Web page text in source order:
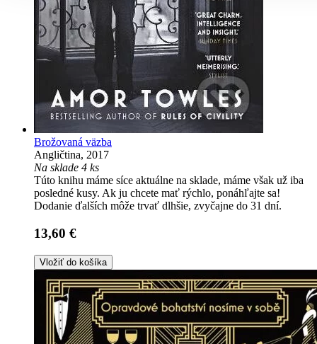
Brožovaná väzba
Angličtina, 2017
Na sklade 4 ks
Túto knihu máme síce aktuálne na sklade, máme však už iba
posledné kusy. Ak ju chcete mať rýchlo, ponáhľajte sa!
Dodanie ďalších môže trvať dlhšie, zvyčajne do 31 dní.
13,60 €
Vložiť do košíka